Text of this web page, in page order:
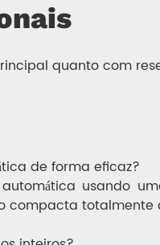
quanto com
de forma eficaz?
usando
compacta totalmente